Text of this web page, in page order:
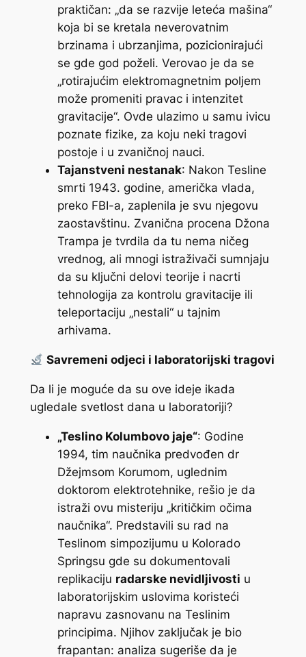
praktičan: „da se razvije leteća mašina“
koja bi se kretala neverovatnim
brzinama i ubrzanjima, pozicionirajući
se gde god poželi. Verovao je da se
„rotirajućim elektromagnetnim poljem
može promeniti pravac i intenzitet
gravitacije“. Ovde ulazimo u samu ivicu
poznate fizike, za koju neki tragovi
postoje i u zvaničnoj nauci.
Tajanstveni nestanak: Nakon Tesline
smrti 1943. godine, američka vlada,
preko FBI-a, zaplenila je svu njegovu
zaostavštinu. Zvanična procena Džona
Trampa je tvrdila da tu nema ničeg
vrednog, ali mnogi istraživači sumnjaju
da su ključni delovi teorije i nacrti
tehnologija za kontrolu gravitacije ili
teleportaciju „nestali“ u tajnim
arhivama.
Savremeni odjeci i laboratorijski tragovi
Da li je moguće da su ove ideje ikada
ugledale svetlost dana u laboratoriji?
„Teslino Kolumbovo jaje“: Godine
1994, tim naučnika predvođen dr
Džejmsom Korumom, uglednim
doktorom elektrotehnike, rešio je da
istraži ovu misteriju „kritičkim očima
naučnika“. Predstavili su rad na
Teslinom simpozijumu u Kolorado
Springsu gde su dokumentovali
replikaciju radarske nevidljivosti u
laboratorijskim uslovima koristeći
napravu zasnovanu na Teslinim
principima. Njihov zaključak je bio
frapantan: analiza sugeriše da je